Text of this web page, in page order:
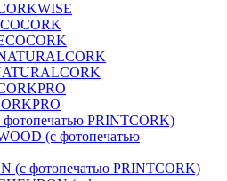
фотопечатью PRINTCORK)
(с фотопечатью
(с фотопечатью PRINTCORK)